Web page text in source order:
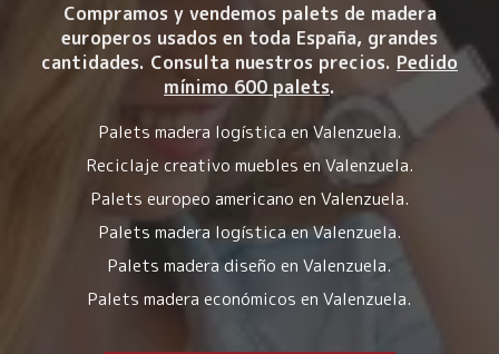
Compramos y vendemos palets de madera
europeros usados en toda España, grandes
cantidades. Consulta nuestros precios. Pedido
mínimo 600 palets.
Palets madera logística en Valenzuela.
Reciclaje creativo muebles en Valenzuela.
Palets europeo americano en Valenzuela.
Palets madera logística en Valenzuela.
Palets madera diseño en Valenzuela.
Palets madera económicos en Valenzuela.